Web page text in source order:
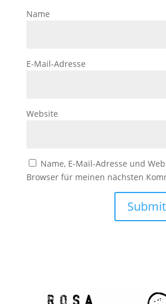
Name
E-Mail-Adresse
Website
Name, E-Mail-Adresse und
Browser für meinen nächsten